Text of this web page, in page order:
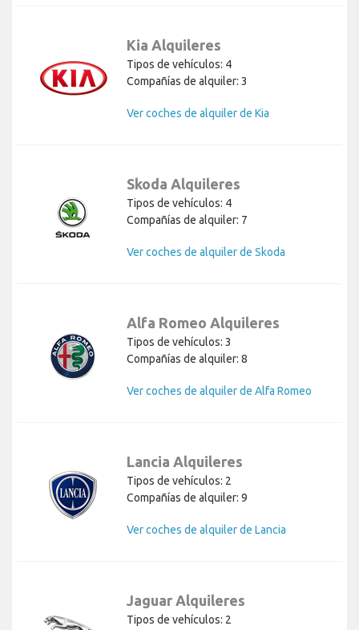
Kia Alquileres
Tipos de vehículos: 4
Compañías de alquiler: 3
Ver coches de alquiler de Kia
Skoda Alquileres
Tipos de vehículos: 4
Compañías de alquiler: 7
Ver coches de alquiler de Skoda
Alfa Romeo Alquileres
Tipos de vehículos: 3
Compañías de alquiler: 8
Ver coches de alquiler de Alfa Romeo
Lancia Alquileres
Tipos de vehículos: 2
Compañías de alquiler: 9
Ver coches de alquiler de Lancia
Jaguar Alquileres
Tipos de vehículos: 2